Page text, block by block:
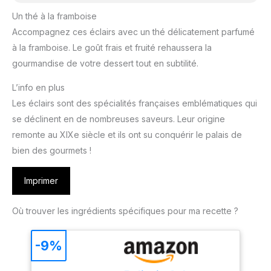
Un thé à la framboise
Accompagnez ces éclairs avec un thé délicatement parfumé
à la framboise. Le goût frais et fruité rehaussera la
gourmandise de votre dessert tout en subtilité.
L’info en plus
Les éclairs sont des spécialités françaises emblématiques qui
se déclinent en de nombreuses saveurs. Leur origine
remonte au XIXe siècle et ils ont su conquérir le palais de
bien des gourmets !
Imprimer
Où trouver les ingrédients spécifiques pour ma recette ?
-9%